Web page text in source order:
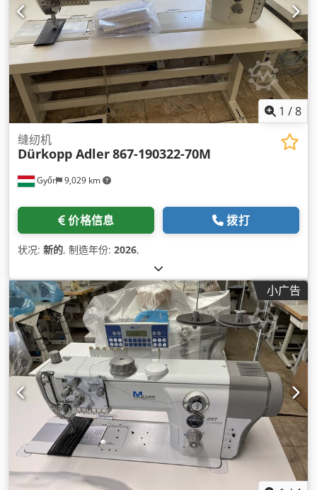
1 /8
Győr 9,029 km
缝纫机
Dürkopp Adler867-190322-70M
价格信息 拨打
状况: 新的, 制造年份: 2026,
小广告